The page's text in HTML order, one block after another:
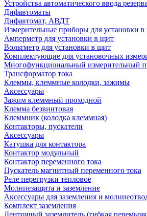
Устройства автоматического ввода
Дифавтоматы
Дифавтомат, АВДТ
Измерительные приборы для установки
Амперметр для установки в щит
Вольтметр для установки в щит
Комплектующие для установочных
Многофункциональный измерительный
Трансформатор тока
Клеммы, клеммные колодки, зажимы
Аксессуары
Зажим клеммный проходной
Клемма безвинтовая
Клеммник (колодка клеммная)
Контакторы, пускатели
Аксессуары
Катушка для контактора
Контактор модульный
Контактор переменного тока
Пускатель магнитный переменного тока
Реле перегрузки тепловое
Молниезащита и заземление
Аксессуары для заземления и
Комплект заземления
Ленточный заземлитель (гибкая